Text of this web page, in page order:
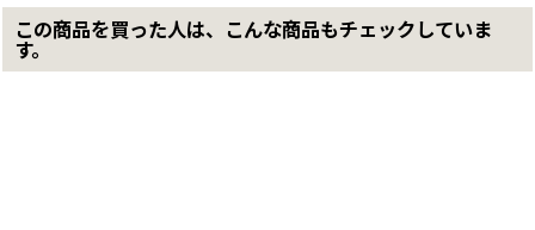
この商品を買った人は、こんな商品もチェックしていま
す。